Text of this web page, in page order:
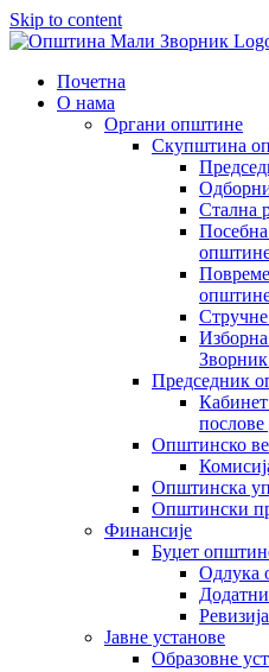
Skip to content
Почетна
О нама
Органи општине
Скупштина
Стална
Зворник
Председник
послове
Општинско
Општинска
Општински
Финансије
Буџет
Одлука
Јавне установе
Образовне